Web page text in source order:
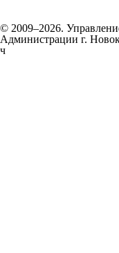
© 2009–2026.
Администрации г.
ч